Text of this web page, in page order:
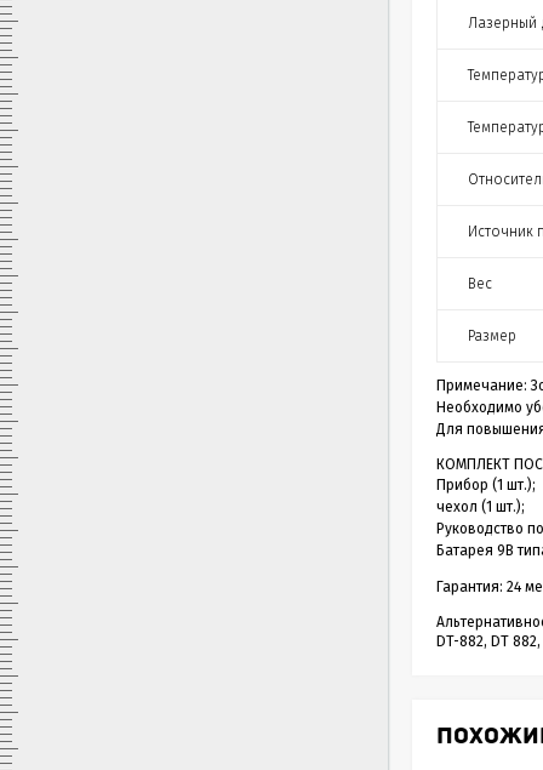
Лазерный
Источник
Вес
Размер
Примечание:
Необходимо
Для
КОМПЛЕКТ
Прибор (1 шт.);
чехол (1 шт.);
Руководство
Батарея 9В
Гарантия: 24
DT-882, DT